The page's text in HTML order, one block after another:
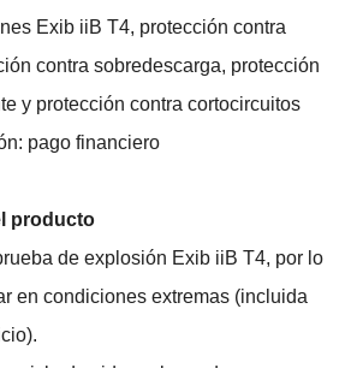
Exib iiB T4, protección contra
contra sobredescarga, protección
y protección contra cortocircuitos
pago financiero
producto
de explosión Exib iiB T4, por lo
en condiciones extremas (incluida